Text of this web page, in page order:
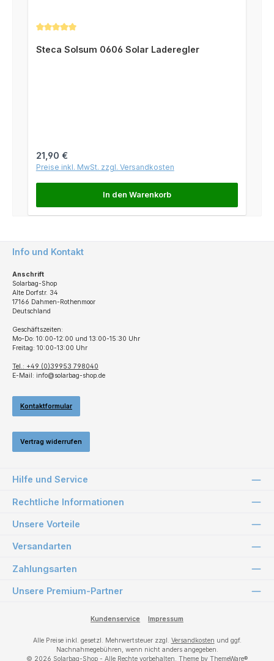
Steca Solsum 0606 Solar Laderegler
Regulärer Preis:
21,90 €
Preise inkl. MwSt. zzgl. Versandkosten
In den Warenkorb
Info und Kontakt
Anschrift
Solarbag-Shop
Alte Dorfstr. 34
17166 Dahmen-Rothenmoor
Deutschland
Geschäftszeiten:
Mo-Do: 10:00-12:00 und 13:00-15:30 Uhr
Freitag: 10:00-13:00 Uhr
Tel.: +49 (0)39953 798040
E-Mail: info@solarbag-shop.de
Kontaktformular
Vertrag widerrufen
Hilfe und Service
Rechtliche Informationen
Unsere Vorteile
Versandarten
Zahlungsarten
Unsere Premium-Partner
Kundenservice Impressum
Alle Preise inkl. gesetzl. Mehrwertsteuer zzgl. Versandkosten und ggf.
Nachnahmegebühren, wenn nicht anders angegeben.
© 2026 Solarbag-Shop - Alle Rechte vorbehalten. Theme by ThemeWare®